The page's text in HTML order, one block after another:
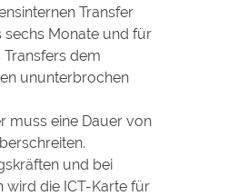
Transfer
sechs Monate und für
Transfers dem
ununterbrochen
muss eine Dauer von
und bei
wird die ICT-Karte für